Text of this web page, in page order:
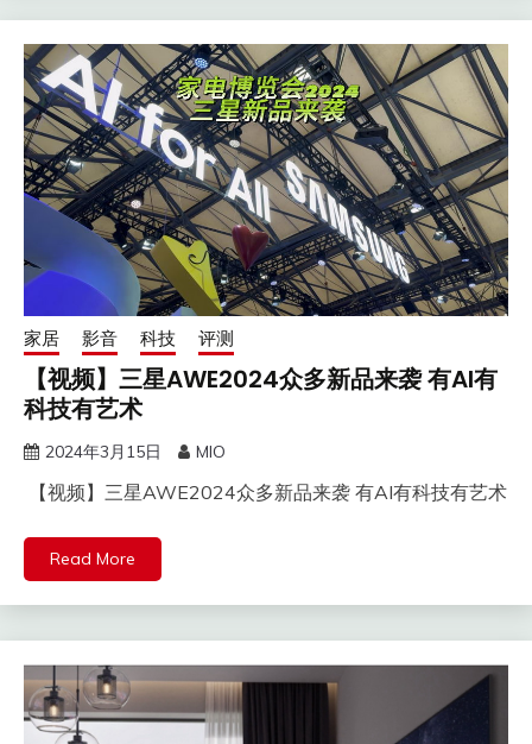
家居 影音 科技 评测
【视频】三星AWE2024众多新品来袭 有AI有
科技有艺术
2024年3月15日 MIO
【视频】三星AWE2024众多新品来袭 有AI有科技有艺术
Read More